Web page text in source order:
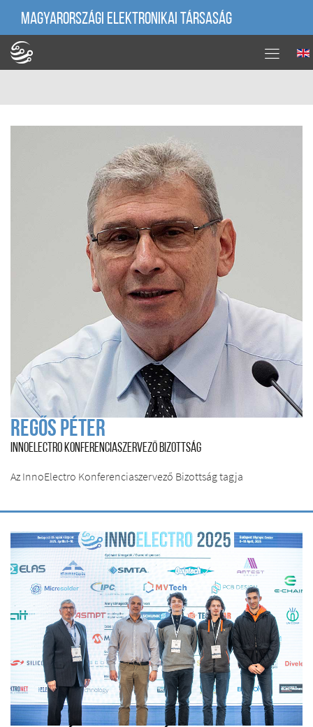
MAGYARORSZÁGI ELEKTRONIKAI TÁRSASÁG
Regős Péter
INNOELECTRO KONFERENCIASZERVEZŐ BIZOTTSÁG
Az InnoElectro Konferenciaszervező Bizottság tagja